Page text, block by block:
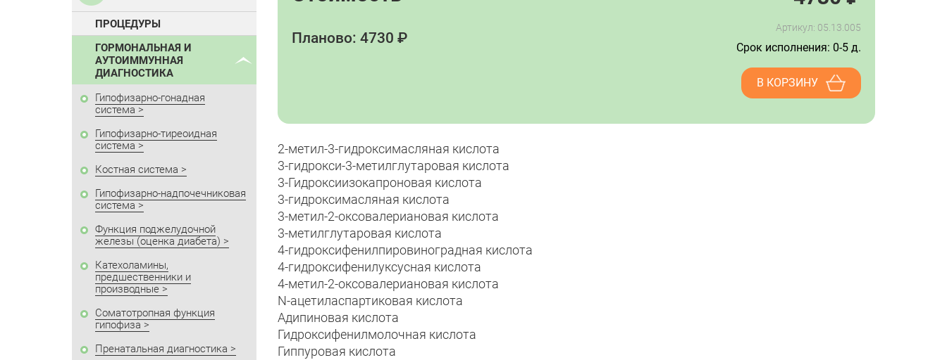
ПРОЦЕДУРЫ
ГОРМОНАЛЬНАЯ И
АУТОИММУННАЯ
ДИАГНОСТИКА
Гипофизарно-гонадная
система
Гипофизарно-тиреоидная
система
Костная система
Гипофизарно-надпочечниковая
система
Функция поджелудочной
железы (оценка диабета)
Катехоламины,
предшественники и
производные
Соматотропная функция
гипофиза
Пренатальная диагностика
Планово: 4730 ₽
Артикул: 05.13.005
Срок исполнения: 0-5 д.
В КОРЗИНУ
2-метил-3-гидроксимасляная кислота
3-гидрокси-3-метилглутаровая кислота
3-Гидроксиизокапроновая кислота
3-гидроксимасляная кислота
3-метил-2-оксовалериановая кислота
3-метилглутаровая кислота
4-гидроксифенилпировиноградная кислота
4-гидроксифенилуксусная кислота
4-метил-2-оксовалериановая кислота
N-ацетиласпартиковая кислота
Адипиновая кислота
Гидроксифенилмолочная кислота
Гиппуровая кислота